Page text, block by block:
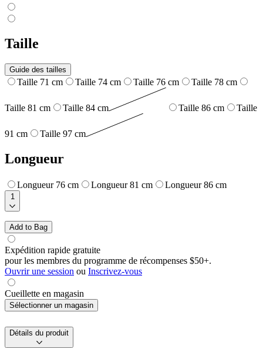
Taille
Guide des tailles
Taille 71 cm Taille 74 cm Taille 76 cm Taille 78 cm
Taille 81 cm Taille 84 cm Taille 86 cm Taille
91 cm Taille 97 cm
Longueur
Longueur 76 cm Longueur 81 cm Longueur 86 cm
1
Add to Bag
Expédition rapide gratuite
pour les membres du programme de récompenses $50+.
Ouvrir une session ou Inscrivez-vous
Cueillette en magasin
Sélectionner un magasin
Détails du produit